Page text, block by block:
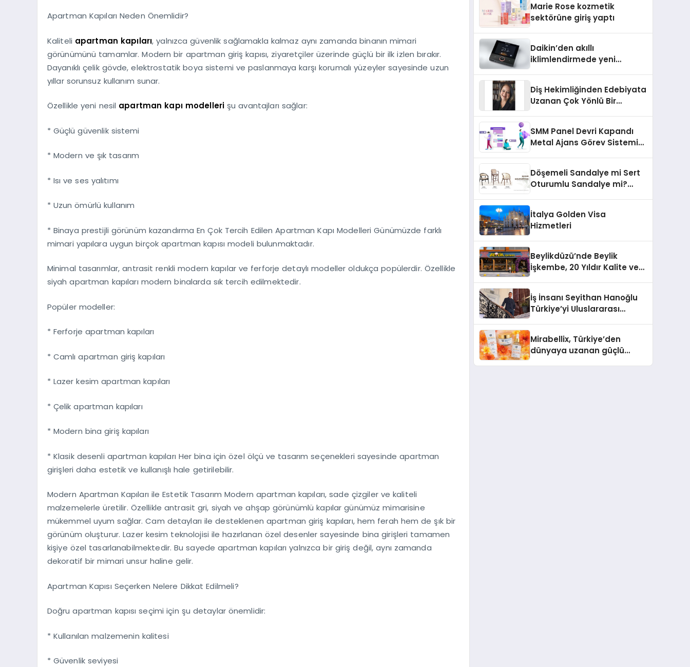
Apartman Kapıları Neden Önemlidir?
Kaliteli apartman kapıları, yalnızca güvenlik sağlamakla kalmaz aynı zamanda binanın mimari
görünümünü tamamlar. Modern bir apartman giriş kapısı, ziyaretçiler üzerinde güçlü bir ilk izlen bırakır.
Dayanıklı çelik gövde, elektrostatik boya sistemi ve paslanmaya karşı korumalı yüzeyler sayesinde uzun
yıllar sorunsuz kullanım sunar.
Özellikle yeni nesil apartman kapı modelleri şu avantajları sağlar:
* Güçlü güvenlik sistemi
* Modern ve şık tasarım
* Isı ve ses yalıtımı
* Uzun ömürlü kullanım
* Binaya prestijli görünüm kazandırma En Çok Tercih Edilen Apartman Kapı Modelleri Günümüzde farklı
mimari yapılara uygun birçok apartman kapısı modeli bulunmaktadır.
Minimal tasarımlar, antrasit renkli modern kapılar ve ferforje detaylı modeller oldukça popülerdir. Özellikle
siyah apartman kapıları modern binalarda sık tercih edilmektedir.
Popüler modeller:
* Ferforje apartman kapıları
* Camlı apartman giriş kapıları
* Lazer kesim apartman kapıları
* Çelik apartman kapıları
* Modern bina giriş kapıları
* Klasik desenli apartman kapıları Her bina için özel ölçü ve tasarım seçenekleri sayesinde apartman
girişleri daha estetik ve kullanışlı hale getirilebilir.
Modern Apartman Kapıları ile Estetik Tasarım Modern apartman kapıları, sade çizgiler ve kaliteli
malzemelerle üretilir. Özellikle antrasit gri, siyah ve ahşap görünümlü kapılar günümüz mimarisine
mükemmel uyum sağlar. Cam detayları ile desteklenen apartman giriş kapıları, hem ferah hem de şık bir
görünüm oluşturur. Lazer kesim teknolojisi ile hazırlanan özel desenler sayesinde bina girişleri tamamen
kişiye özel tasarlanabilmektedir. Bu sayede apartman kapıları yalnızca bir giriş değil, aynı zamanda
dekoratif bir mimari unsur haline gelir.
Apartman Kapısı Seçerken Nelere Dikkat Edilmeli?
Doğru apartman kapısı seçimi için şu detaylar önemlidir:
* Kullanılan malzemenin kalitesi
* Güvenlik seviyesi
Aldı
Marie Rose kozmetik
sektörüne giriş yaptı
Daikin’den akıllı
iklimlendirmede yeni
Diş Hekimliğinden Edebiyata
Uzanan Çok Yönlü Bir
SMM Panel Devri Kapandı
Metal Ajans Görev Sistemi
Döşemeli Sandalye mi Sert
Oturumlu Sandalye mi?
İtalya Golden Visa
Hizmetleri
Beylikdüzü’nde Beylik
İşkembe, 20 Yıldır Kalite ve
İş İnsanı Seyithan Hanoğlu
Türkiye’yi Uluslararası
Mirabellix, Türkiye’den
dünyaya uzanan güçlü